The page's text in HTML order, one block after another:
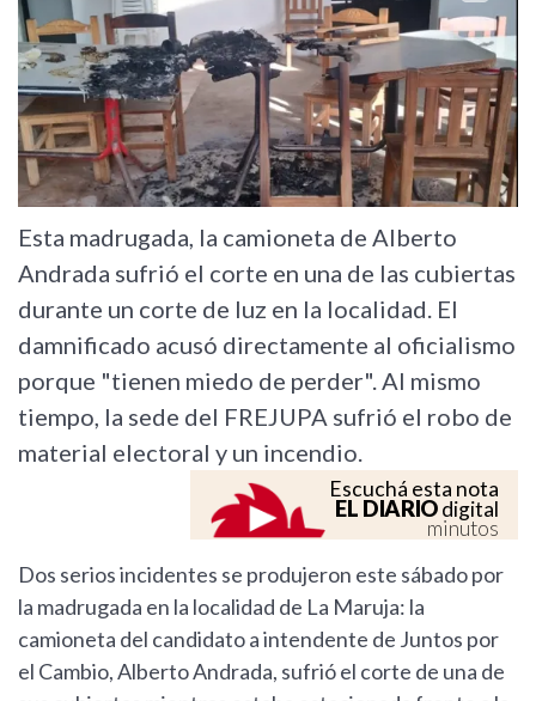
Esta madrugada, la camioneta de Alberto
Andrada sufrió el corte en una de las cubiertas
durante un corte de luz en la localidad. El
damnificado acusó directamente al oficialismo
porque "tienen miedo de perder". Al mismo
tiempo, la sede del FREJUPA sufrió el robo de
material electoral y un incendio.
Escuchá esta nota
EL DIARIOdigital
minutos
Dos serios incidentes se produjeron este sábado por
la madrugada en la localidad de La Maruja: la
camioneta del candidato a intendente de Juntos por
el Cambio, Alberto Andrada, sufrió el corte de una de